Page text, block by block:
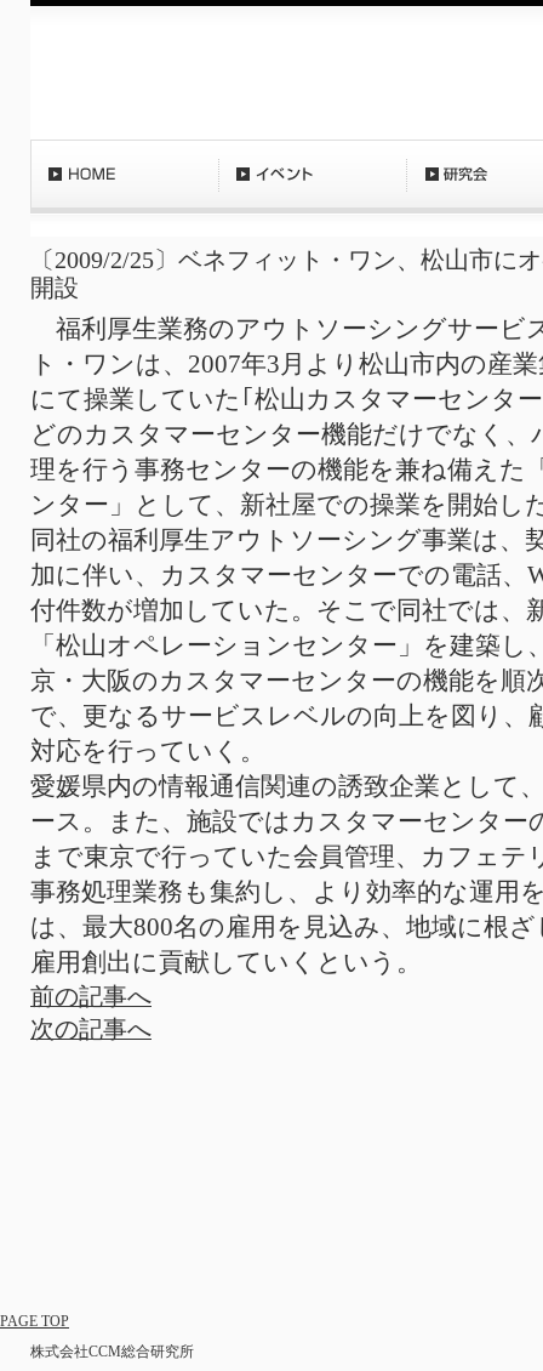
〔2009/2/25〕ベネフィット・ワン、松山市に
開設
福利厚生業務のアウトソーシングサービ
ト・ワンは、2007年3月より松山市内の産
にて操業していた｢松山カスタマーセンタ
どのカスタマーセンター機能だけでなく
理を行う事務センターの機能を兼ね備えた
ンター」として、新社屋での操業を開始し
同社の福利厚生アウトソーシング事業は、
加に伴い、カスタマーセンターでの電話、
付件数が増加していた。そこで同社では、
「松山オペレーションセンター」を建築し
京・大阪のカスタマーセンターの機能を順
で、更なるサービスレベルの向上を図り、
対応を行っていく。
愛媛県内の情報通信関連の誘致企業として
ース。また、施設ではカスタマーセンター
まで東京で行っていた会員管理、カフェテ
事務処理業務も集約し、より効率的な運用
は、最大800名の雇用を見込み、地域に根
雇用創出に貢献していくという。
前の記事へ
次の記事へ
PAGE TOP
株式会社CCM総合研究所